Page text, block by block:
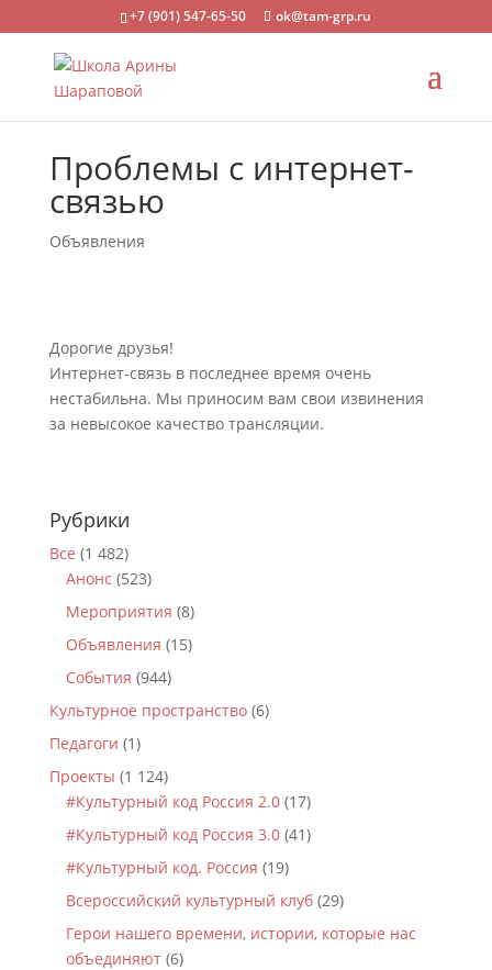
+7 (901) 547-65-50 ok@tam-grp.ru
Проблемы с интернет-
связью
Объявления
Дорогие друзья!
Интернет-связь в последнее время очень
нестабильна. Мы приносим вам свои извинения
за невысокое качество трансляции.
Рубрики
Все (1 482)
Анонс (523)
Мероприятия (8)
Объявления (15)
События (944)
Культурное пространство(6)
Педагоги (1)
Проекты (1 124)
#Культурный код Россия 2.0(17)
#Культурный код Россия 3.0(41)
#Культурный код. Россия (19)
Всероссийский культурный клуб(29)
Герои нашего времени, истории, которые нас
объединяют(6)